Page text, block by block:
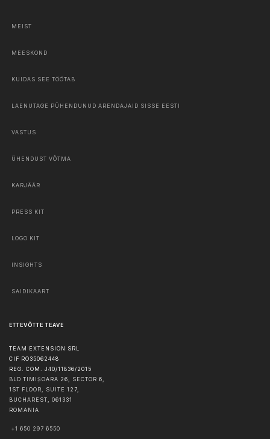
MEIST
MEESKOND
KUIDAS SEE TÖÖTAB
LAENUTAGE PÜHENDUNUD ARENDAJAID SISSE EESTI
VASTUS
ÜHENDUST VÕTMA
KARJÄÄR
PRESS KIT
LOGO KIT
INSIGHTS
SAIDIKAART
ETTEVÕTTE TEAVE
TEAM EXTENSION SRL
CIF RO35062448
REG. COM. J40/11836/2015
BLD TIMIȘOARA 26, SECTOR 6,
1ST FLOOR, SUITE 127,
BUCHAREST, 061331
ROMANIA
+1 650 297 6550